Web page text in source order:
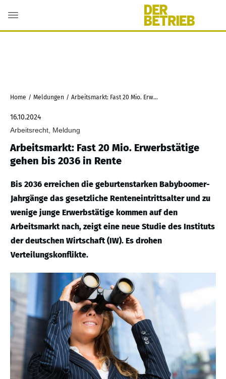
Home / Meldungen / Arbeitsmarkt: Fast 20 Mio. Erwerbstätige gehen bis 2036 in Rente
16.10.2024
Arbeitsrecht, Meldung
Arbeitsmarkt: Fast 20 Mio. Erwerbstätige
gehen bis 2036 in Rente
Bis 2036 erreichen die geburtenstarken Babyboomer-
Jahrgänge das gesetzliche Renteneintrittsalter und zu
wenige junge Erwerbstätige kommen auf den
Arbeitsmarkt nach, zeigt eine neue Studie des Instituts
der deutschen Wirtschaft (IW). Es drohen
Verteilungskonflikte.